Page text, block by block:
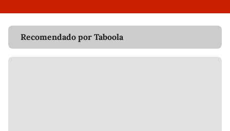
Recomendado por Taboola